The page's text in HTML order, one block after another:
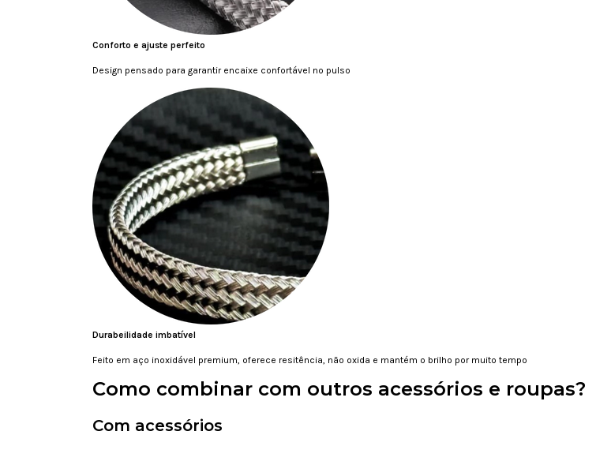
Conforto e ajuste perfeito
Design pensado para garantir encaixe confortável no pulso
Durabeilidade imbatível
Feito em aço inoxidável premium, oferece resitência, não oxida e mantém o brilho por muito tempo
Como combinar com outros acessórios e roupas?
Com acessórios